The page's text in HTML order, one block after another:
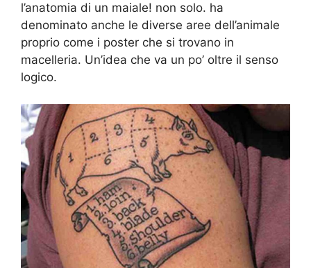
l’anatomia di un maiale! non solo. ha
denominato anche le diverse aree dell’animale
proprio come i poster che si trovano in
macelleria. Un’idea che va un po’ oltre il senso
logico.